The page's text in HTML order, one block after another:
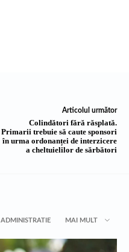
Articolul următor
Colindători fără răsplată.
Primarii trebuie să caute sponsori
în urma ordonanței de interzicere
a cheltuielilor de sărbători
ADMINISTRATIE MAI MULT